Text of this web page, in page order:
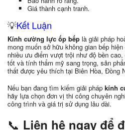
Giá thành cạnh tranh.
💡Kết Luận
Kính cường lực ốp bếp là giải pháp
mong muốn sở hữu không gian bếp
nhiều ưu điểm vượt trội như độ bền
tốt và tính thẩm mỹ sang trọng, sản
thất được yêu thích tại Biên Hòa, Đồng
Nếu bạn đang tìm kiếm giải pháp kính
hãy lựa chọn đơn vị thi công chuyên
công trình và giá trị sử dụng lâu dài.
📞 Liên hệ ngay để